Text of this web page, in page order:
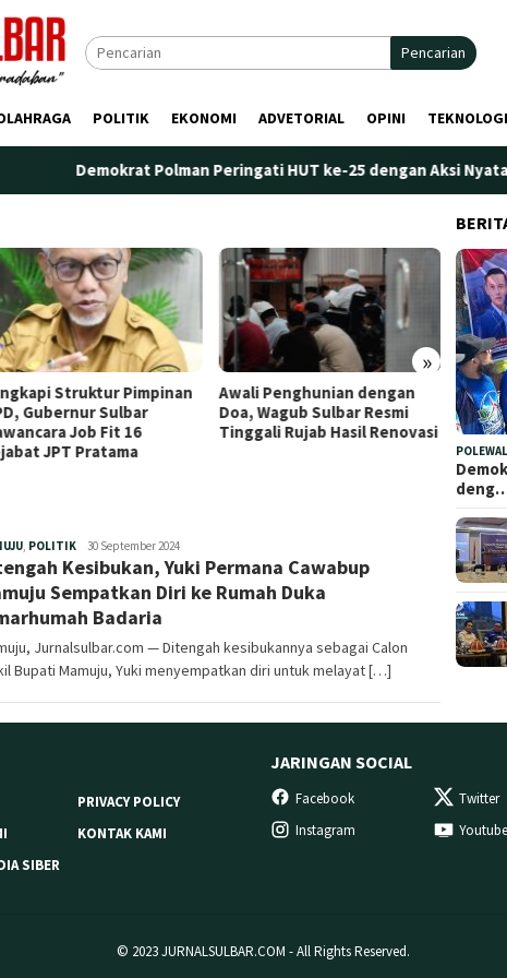
Pencarian
POLITIK EKONOMI ADVETORIAL OPINI TEKNOLOGI
Demokrat Polman Peringati HUT ke-25 dengan Aksi Nyata di
»
Struktur Pimpinan
Gubernur Sulbar
Job Fit 16
JPT Pratama
Awali Penghunian dengan
Doa, Wagub Sulbar Resmi
Tinggali Rujab Hasil Renovasi
Plt.
, POLITIKRedaksi
30 September 2024
Kesibukan, Yuki Permana Cawabup
Sempatkan Diri ke Rumah Duka
Badaria
Jurnalsulbar.com — Ditengah kesibukannya sebagai Calon
Bupati Mamuju, Yuki menyempatkan diri untuk melayat […]
PRIVACY POLICY
KONTAK KAMI
SIBER
JARINGAN SOCIAL
Facebook Twitter
Instagram
Youtube
© 2023 JURNALSULBAR.COM - All Rights Reserved.